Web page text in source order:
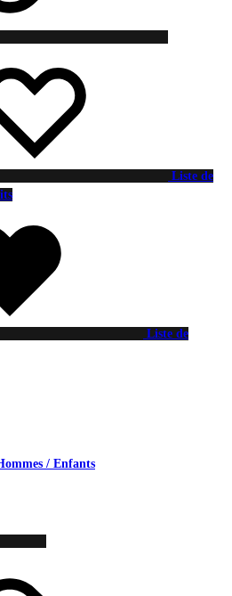
Liste de
Liste de
/ Enfants